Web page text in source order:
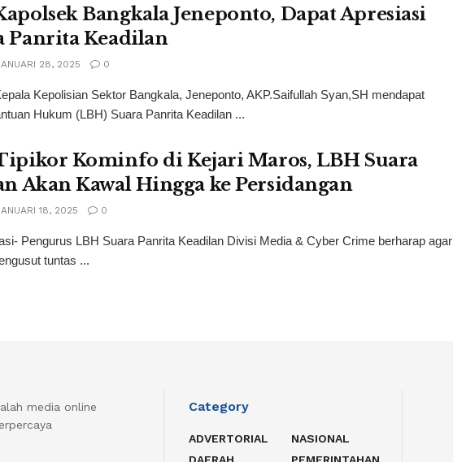
Bangkala Jeneponto, Dapat Apresiasi
Panrita Keadilan
28, 2025 0
Kepolisian Sektor Bangkala, Jeneponto, AKP.Saifullah Syan,SH mendapat
Hukum (LBH) Suara Panrita Keadilan ...
Kominfo di Kejari Maros, LBH Suara
Akan Kawal Hingga ke Persidangan
18, 2025 0
Pengurus LBH Suara Panrita Keadilan Divisi Media & Cyber Crime berharap agar
tuntas ...
media online
Category
ADVERTORIAL
NASIONAL